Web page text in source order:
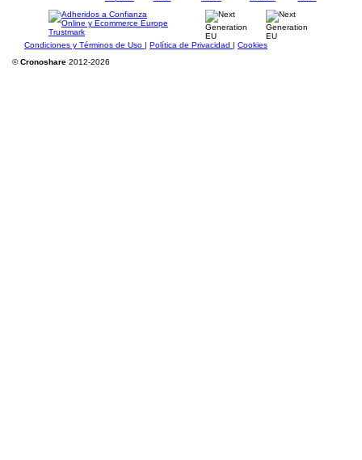
Condiciones y Términos de Uso | Política de Privacidad | Cookies
©Cronoshare 2012-2026